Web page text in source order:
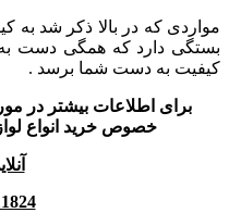
مواردی که در بالا ذکر شد به
بستگی دارد که همگی دست
کیفیت به دست شما برسد .
برای اطلاعات بیشتر در
خصوص خرید انواع